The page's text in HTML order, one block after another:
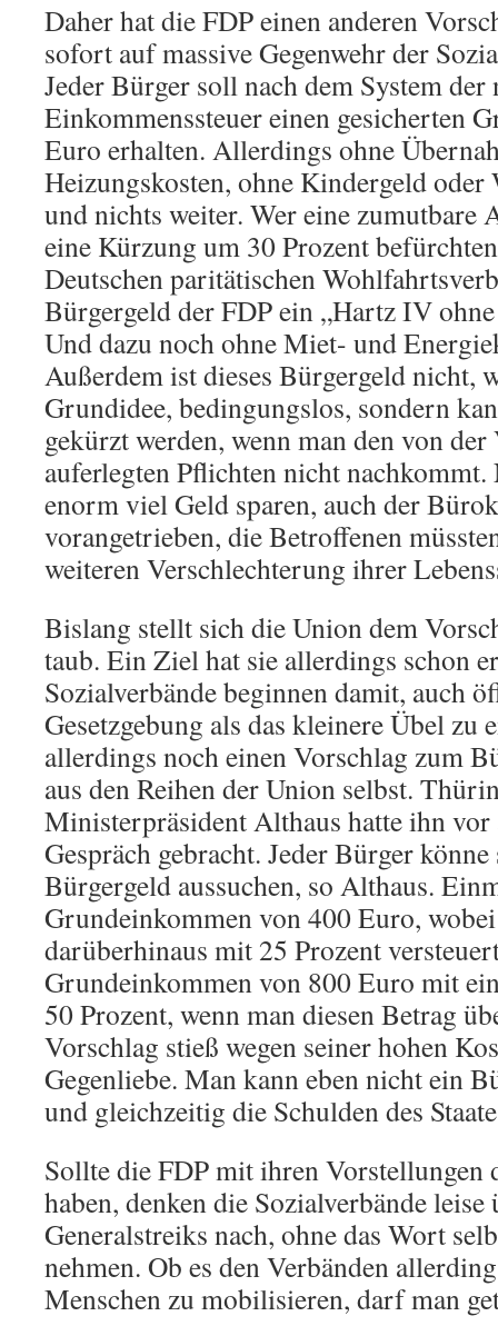
Daher hat die FDP einen anderen
sofort auf massive Gegenwehr der
Jeder Bürger soll nach dem System der
Einkommenssteuer einen gesicherten
Euro erhalten. Allerdings ohne
Heizungskosten, ohne Kindergeld
und nichts weiter. Wer eine zumutbare
eine Kürzung um 30 Prozent
Deutschen paritätischen
Bürgergeld der FDP ein „Hartz IV
Und dazu noch ohne Miet- und
Außerdem ist dieses Bürgergeld nicht,
Grundidee, bedingungslos, sondern
gekürzt werden, wenn man den von
auferlegten Pflichten nicht
enorm viel Geld sparen, auch der
vorangetrieben, die Betroffenen
weiteren Verschlechterung ihrer
Bislang stellt sich die Union dem
taub. Ein Ziel hat sie allerdings schon
Sozialverbände beginnen damit, auch
Gesetzgebung als das kleinere Übel zu
allerdings noch einen Vorschlag zum
aus den Reihen der Union selbst.
Ministerpräsident Althaus hatte ihn vor
Gespräch gebracht. Jeder Bürger
Bürgergeld aussuchen, so Althaus.
Grundeinkommen von 400 Euro,
darüberhinaus mit 25 Prozent
Grundeinkommen von 800 Euro mit
50 Prozent, wenn man diesen Betrag
Vorschlag stieß wegen seiner hohen
Gegenliebe. Man kann eben nicht ein
und gleichzeitig die Schulden des
Sollte die FDP mit ihren Vorstellungen
haben, denken die Sozialverbände
Generalstreiks nach, ohne das Wort
nehmen. Ob es den Verbänden
Menschen zu mobilisieren, darf man